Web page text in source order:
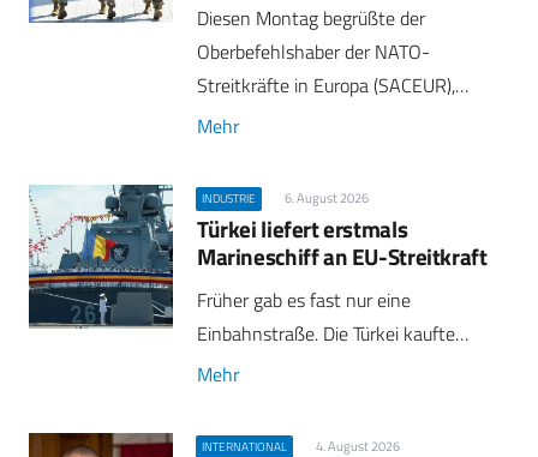
Diesen Montag begrüßte der
Oberbefehlshaber der NATO-
Streitkräfte in Europa (SACEUR),…
Mehr
INDUSTRIE 6. August 2026
Türkei liefert erstmals
Marineschiff an EU-Streitkraft
Früher gab es fast nur eine
Einbahnstraße. Die Türkei kaufte…
Mehr
INTERNATIONAL 4. August 2026